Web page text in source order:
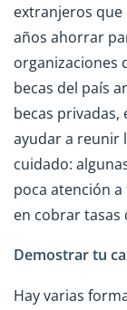
extranjeros
años ahorrar
organizaciones
becas del país
becas
ayudar a reunir
cuidado:
poca atención
en cobrar
Demostrar tu
Hay varias